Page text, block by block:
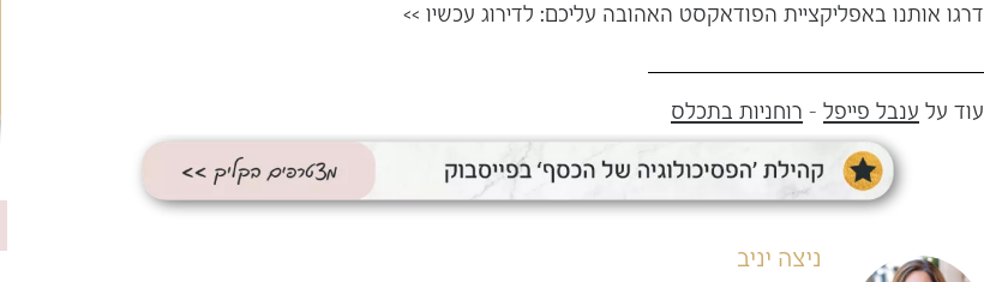
דרגו אותנו באפליקציית הפודאקסט האהובה עליכם: לדירוג עכשיו >>
עוד על ענבל פייפל - רוחניות בתכלס
ניצה יניב